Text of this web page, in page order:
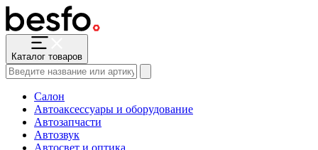
Каталог товаров
Салон
Автоаксессуары и оборудование
Автозапчасти
Автозвук
Автосвет и оптика